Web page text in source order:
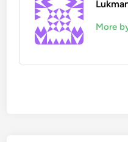
More